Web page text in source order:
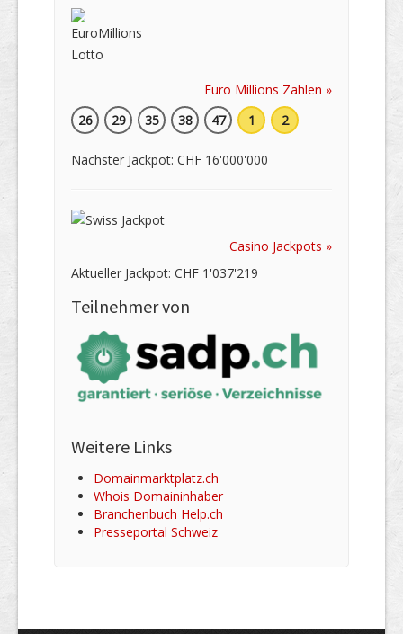
Euro Millions Zahlen »
26
29 35 38 47 1 2
Nächster Jackpot: CHF 16'000'000
Casino Jackpots »
Aktueller Jackpot: CHF 1'037'219
Teilnehmer von
Weitere Links
Domainmarktplatz.ch
Whois Domaininhaber
Branchenbuch Help.ch
Presseportal Schweiz